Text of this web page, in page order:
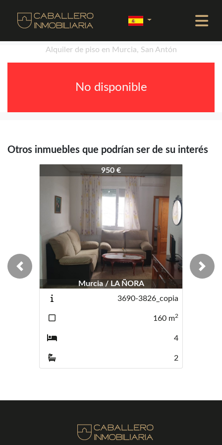
Alquiler de piso en Murcia, San Antón
No disponible
Otros inmuebles que podrían ser de su interés
4343-3464
950 €
Murcia / LA ÑORA
3690-3826_copia
160 m2
4
2
Previous Next